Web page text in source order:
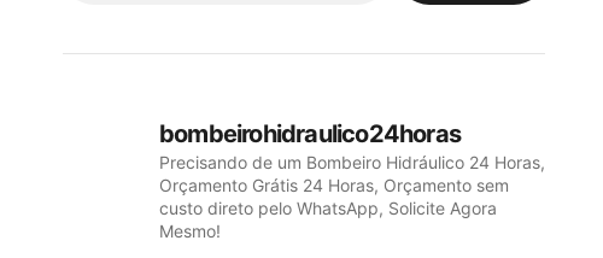
bombeirohidraulico24horas
Precisando de um Bombeiro Hidráulico 24 Horas,
Orçamento Grátis 24 Horas, Orçamento sem
custo direto pelo WhatsApp, Solicite Agora
Mesmo!